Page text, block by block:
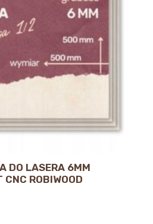
DO LASERA 6MM
ROBIWOOD